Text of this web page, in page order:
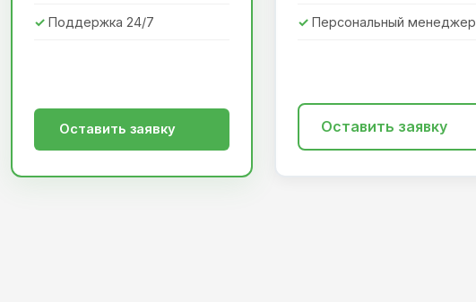
Поддержка 24/7
Оставить заявку
Персональный менеджер
Оставить заявку